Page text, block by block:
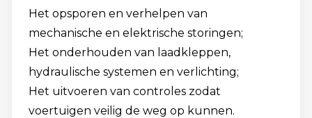
Het opsporen en verhelpen van
mechanische en elektrische storingen;
Het onderhouden van laadkleppen,
hydraulische systemen en verlichting;
Het uitvoeren van controles zodat
voertuigen veilig de weg op kunnen.